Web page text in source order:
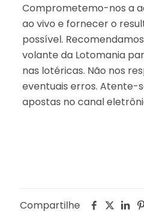
Comprometemo-nos a
ao vivo e fornecer o
possível.
volante da Lotomania
nas lotéricas. Não nos
eventuais erros. Atente-
apostas no canal
Compartilhe